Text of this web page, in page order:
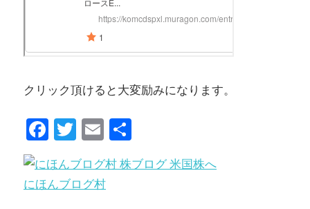
クリック頂けると大変励みになります。
Facebook
Twitter
Email
有
にほんブログ村